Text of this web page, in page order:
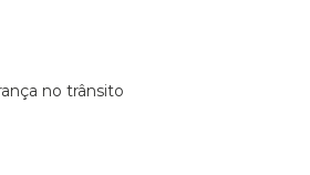
no trânsito